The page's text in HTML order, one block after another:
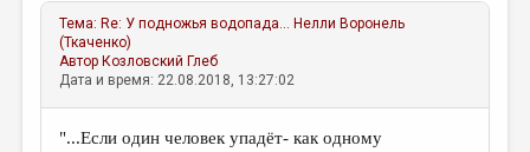
РЕЦЕНЗИРОВАНИЕ
ЦИКЛЫ ПУБЛИКАЦИЙ
ТРЕДИАКОВСКИЙ
МЕДИА
Тема: Re: У подножья водопада... Нелли Воронель
(Ткаченко)
Автор Козловский Глеб
Дата и время: 22.08.2018, 13:27:02
"...Если один человек упадёт- как одному